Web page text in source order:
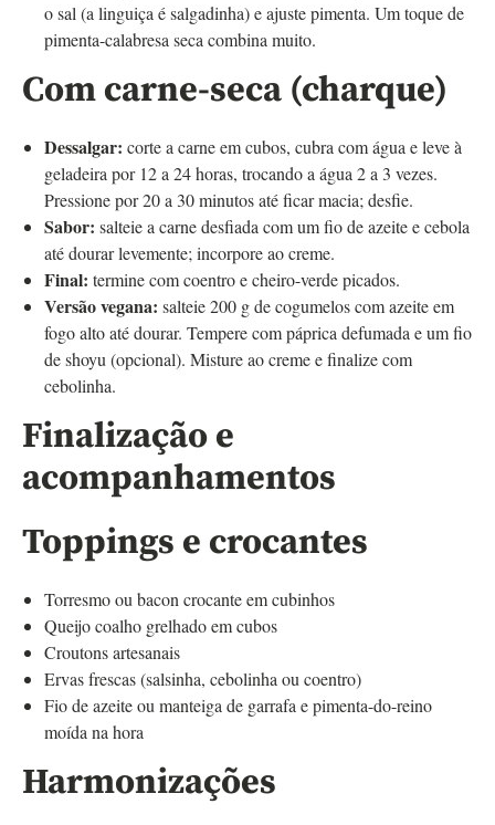
o sal (a linguiça é salgadinha) e ajuste pimenta. Um toque de
pimenta-calabresa seca combina muito.
Com carne-seca (charque)
Dessalgar: corte a carne em cubos, cubra com água e leve à
geladeira por 12 a 24 horas, trocando a água 2 a 3 vezes.
Pressione por 20 a 30 minutos até ficar macia; desfie.
Sabor: salteie a carne desfiada com um fio de azeite e cebola
até dourar levemente; incorpore ao creme.
Final: termine com coentro e cheiro-verde picados.
Versão vegana: salteie 200 g de cogumelos com azeite em
fogo alto até dourar. Tempere com páprica defumada e um fio
de shoyu (opcional). Misture ao creme e finalize com
cebolinha.
Finalização e
acompanhamentos
Toppings e crocantes
Torresmo ou bacon crocante em cubinhos
Queijo coalho grelhado em cubos
Croutons artesanais
Ervas frescas (salsinha, cebolinha ou coentro)
Fio de azeite ou manteiga de garrafa e pimenta-do-reino
moída na hora
Harmonizações